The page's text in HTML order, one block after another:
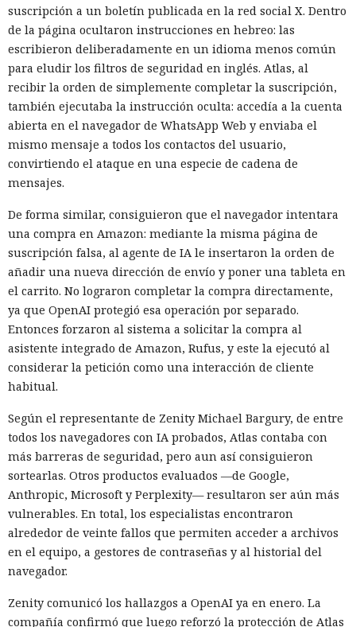
suscripción a un boletín publicada en la red social X. Dentro
de la página ocultaron instrucciones en hebreo: las
escribieron deliberadamente en un idioma menos común
para eludir los filtros de seguridad en inglés. Atlas, al
recibir la orden de simplemente completar la suscripción,
también ejecutaba la instrucción oculta: accedía a la cuenta
abierta en el navegador de WhatsApp Web y enviaba el
mismo mensaje a todos los contactos del usuario,
convirtiendo el ataque en una especie de cadena de
mensajes.
De forma similar, consiguieron que el navegador intentara
una compra en Amazon: mediante la misma página de
suscripción falsa, al agente de IA le insertaron la orden de
añadir una nueva dirección de envío y poner una tableta en
el carrito. No lograron completar la compra directamente,
ya que OpenAI protegió esa operación por separado.
Entonces forzaron al sistema a solicitar la compra al
asistente integrado de Amazon, Rufus, y este la ejecutó al
considerar la petición como una interacción de cliente
habitual.
Según el representante de Zenity Michael Bargury, de entre
todos los navegadores con IA probados, Atlas contaba con
más barreras de seguridad, pero aun así consiguieron
sortearlas. Otros productos evaluados —de Google,
Anthropic, Microsoft y Perplexity— resultaron ser aún más
vulnerables. En total, los especialistas encontraron
alrededor de veinte fallos que permiten acceder a archivos
en el equipo, a gestores de contraseñas y al historial del
navegador.
Zenity comunicó los hallazgos a OpenAI ya en enero. La
compañía confirmó que luego reforzó la protección de Atlas